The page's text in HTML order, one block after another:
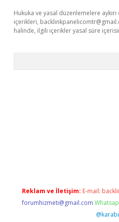
Hukuka ve yasal düzenlemelere
içerikleri,
halinde, ilgili içerikler yasal süre
Reklam ve İletişim: E-mail:
forumhizmeti@gmail.com